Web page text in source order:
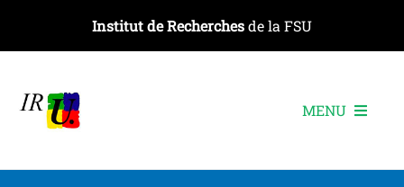
contenu
Institut de Recherchesde la FSU
MENU